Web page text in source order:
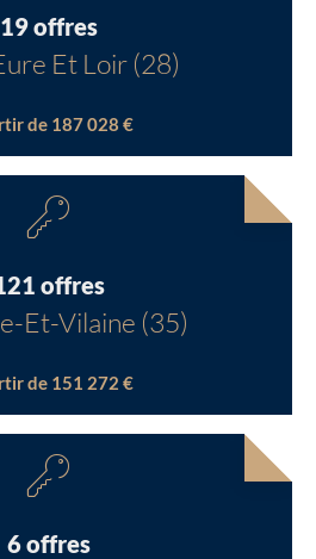
19 offres
Et Loir (28)
de 187 028 €
offres
Et-Vilaine (35)
de 151 272 €
6 offres